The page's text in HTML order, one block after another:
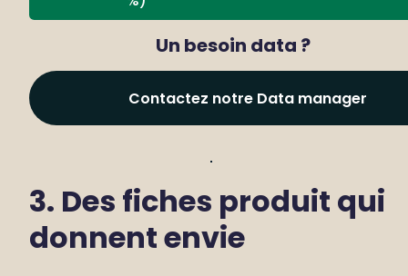
Un besoin data ?
Contactez notre Data manager
3. Des fiches produit qui
donnent envie